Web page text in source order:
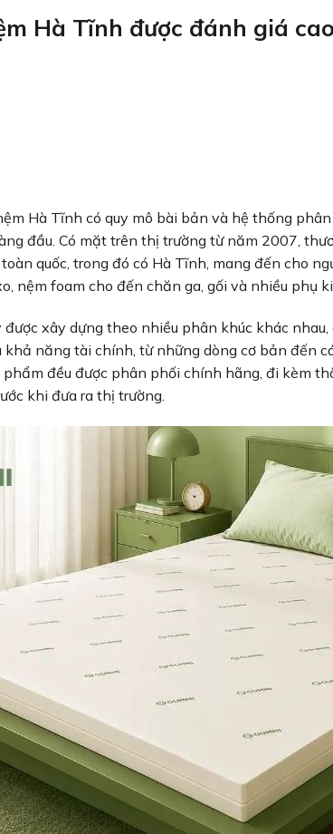
Hà Tĩnh được đánh giá
Hà Tĩnh có quy mô bài bản và hệ thống
đầu. Có mặt trên thị trường từ năm 2007,
quốc, trong đó có Hà Tĩnh, mang đến cho
nệm foam cho đến chăn ga, gối và nhiều phụ
xây dựng theo nhiều phân khúc khác
khả năng tài chính, từ những dòng cơ bản đến
đều được phân phối chính hãng, đi kèm
khi đưa ra thị trường.